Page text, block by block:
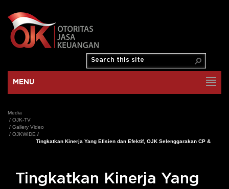
MENU
Media
/ OJK-TV
/ Gallery Video
/ OJKWIDE /
Tingkatkan Kinerja Yang Efisien dan Efektif, OJK Selenggarakan CP &
Tingkatkan Kinerja Yang